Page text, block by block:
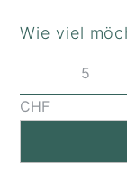
Wie viel
CHF